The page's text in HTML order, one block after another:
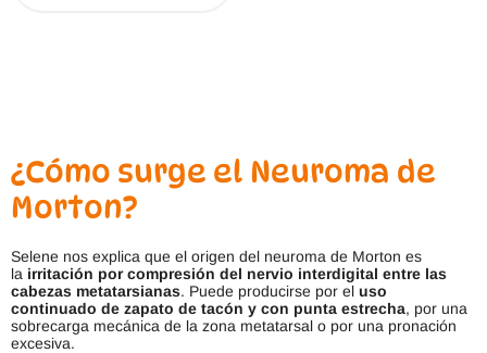
e
ú
l
t
i
p
¿Cómo surge el Neuroma de
Morton?
Selene nos explica que el origen del neuroma de Morton es
la irritación por compresión del nervio interdigital entre las
cabezas metatarsianas. Puede producirse por el uso
continuado de zapato de tacón y con punta estrecha, por una
sobrecarga mecánica de la zona metatarsal o por una pronación
excesiva.